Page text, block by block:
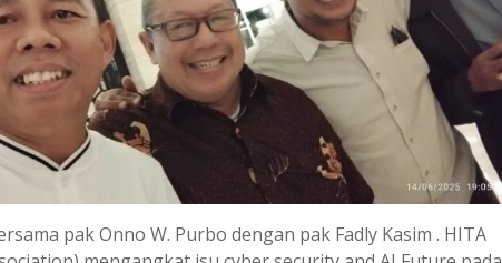
pak Onno W. Purbo dengan pak Fadly Kasim . HITA